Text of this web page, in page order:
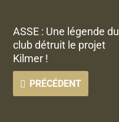
ASSE : Une légende du
club détruit le projet
Kilmer !
PRÉCÉDENT